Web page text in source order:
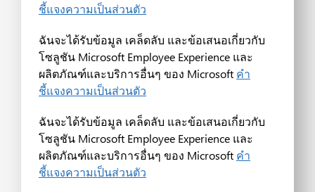
ชี้แจงความเป็นส่วนตัว
ฉันจะได้รับข้อมูล เคล็ดลับ และข้อเสนอเกี่ยวกับ
โซลูชัน Microsoft Employee Experience และ
ผลิตภัณฑ์และบริการอื่นๆ ของ Microsoft คำ
ชี้แจงความเป็นส่วนตัว
ฉันจะได้รับข้อมูล เคล็ดลับ และข้อเสนอเกี่ยวกับ
โซลูชัน Microsoft Employee Experience และ
ผลิตภัณฑ์และบริการอื่นๆ ของ Microsoft คำ
ชี้แจงความเป็นส่วนตัว